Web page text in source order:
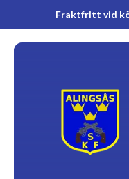
Fraktfritt vid